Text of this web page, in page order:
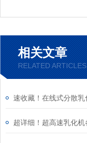
相关文章
RELATED ARTICLES